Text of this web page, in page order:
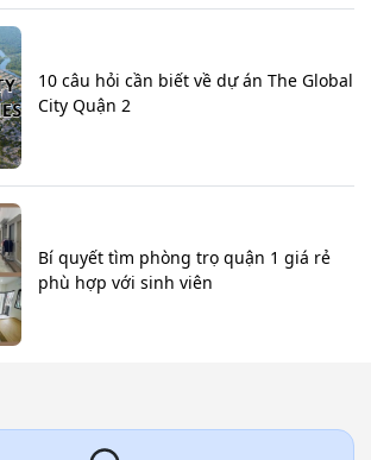
10 câu hỏi cần biết về dự án The Global
City Quận 2
Bí quyết tìm phòng trọ quận 1 giá rẻ
phù hợp với sinh viên